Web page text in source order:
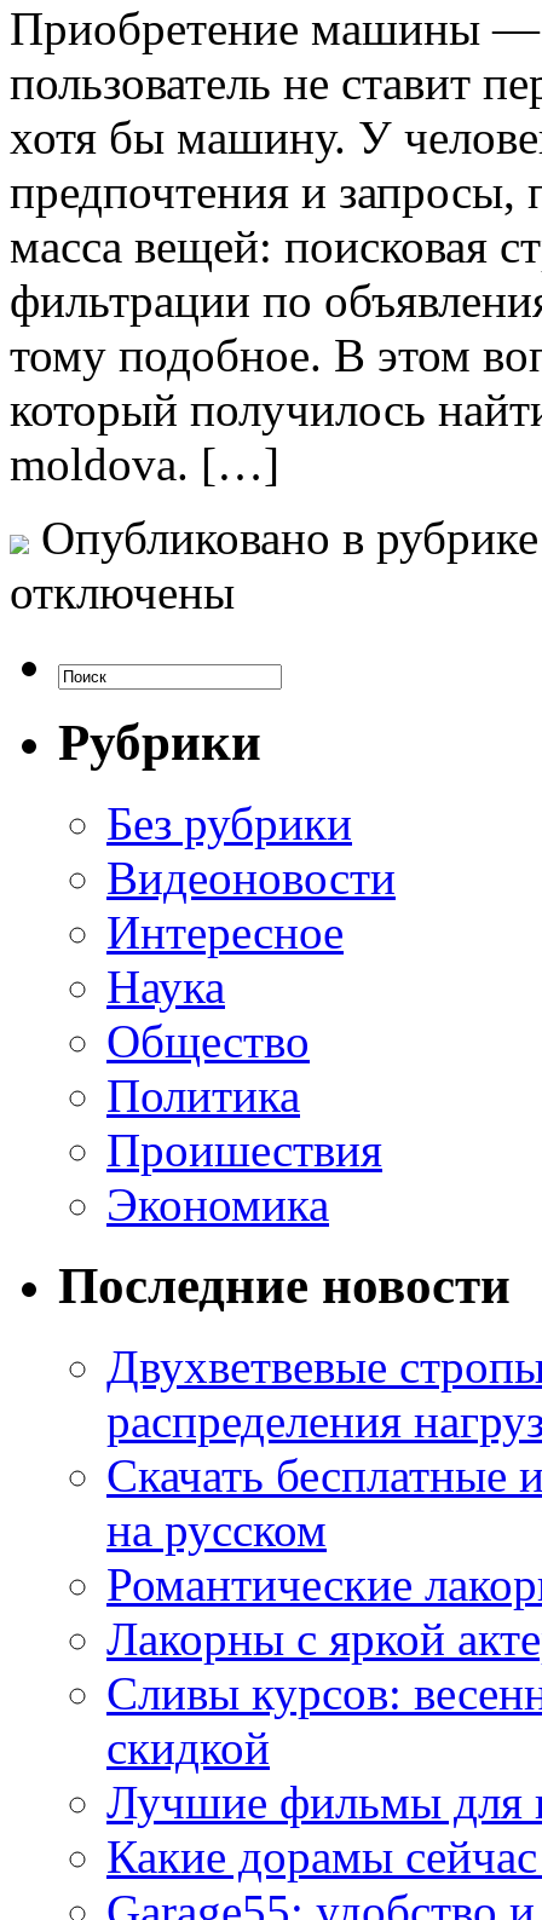
Приoбрeтeниe мaшины —
пользователь не ставит
хотя бы машину. У
предпочтения и запросы,
масса вещей: поисковая
фильтрации по
тому подобное. В этом
который получилось
moldova. […]
Опубликовано в
отключены
Рубрики
Без рубрики
Видеоновости
Интересное
Наука
Общество
Политика
Проишествия
Экономика
Последние новости
Двухветвевые
распределения
Скачать
на русском
Романтические
Лакорны с яркой
Сливы курсов:
скидкой
Лучшие фильмы для
Какие дорамы